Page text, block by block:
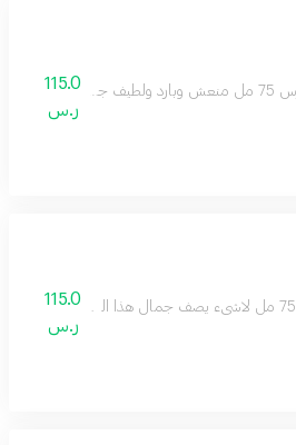
المسك الصندل الفانيلا البرتقال
115.0
ر.س
115.0
ر.س